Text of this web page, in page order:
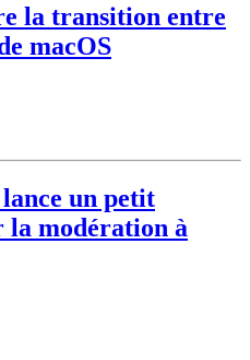
la transition entre
macOS
un petit
la modération à